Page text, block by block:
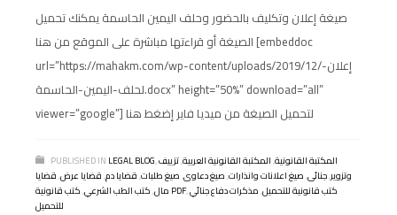
صيغة إعلان وتكليف بالحضور وحلف اليمين الحاسمة يمكنك تحميل
الصيغة أو قراءتها مباشرة على الموقع من هنا [embeddoc
url=”https://mahakm.com/wp-content/uploads/2019/12/إعلان-
لحلف-اليمين-الحاسمة.docx” height=”50%” download=”all”
viewer=”google”] لتحميل الصيغة من ميديا فاير إضغط هنا
PUBLISHED IN LEGAL BLOG, المكتبة القانونية,المكتبة القانونية العربية,تزييف
وتزوير,جنائى,صيغ اعلانات وانذارات,صيغ دعاوى,صيغ طلبات,قضايا دم,قضايا عرض,قضايا
مال,كتب الطب الشرعي, كتب قانونية PDF, كتب قانونية للتحميل,مذكرات دفاع جنائي
للتحميل